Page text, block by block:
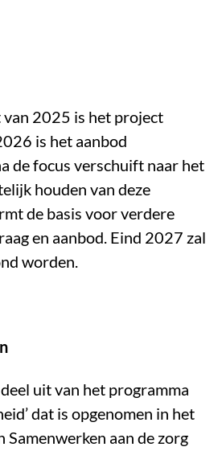
van 2025 is het project
is het aanbod
de focus verschuift naar het
houden van deze
de basis voor verdere
en aanbod. Eind 2027 zal
worden.
uit van het programma
dat is opgenomen in het
aan de zorg